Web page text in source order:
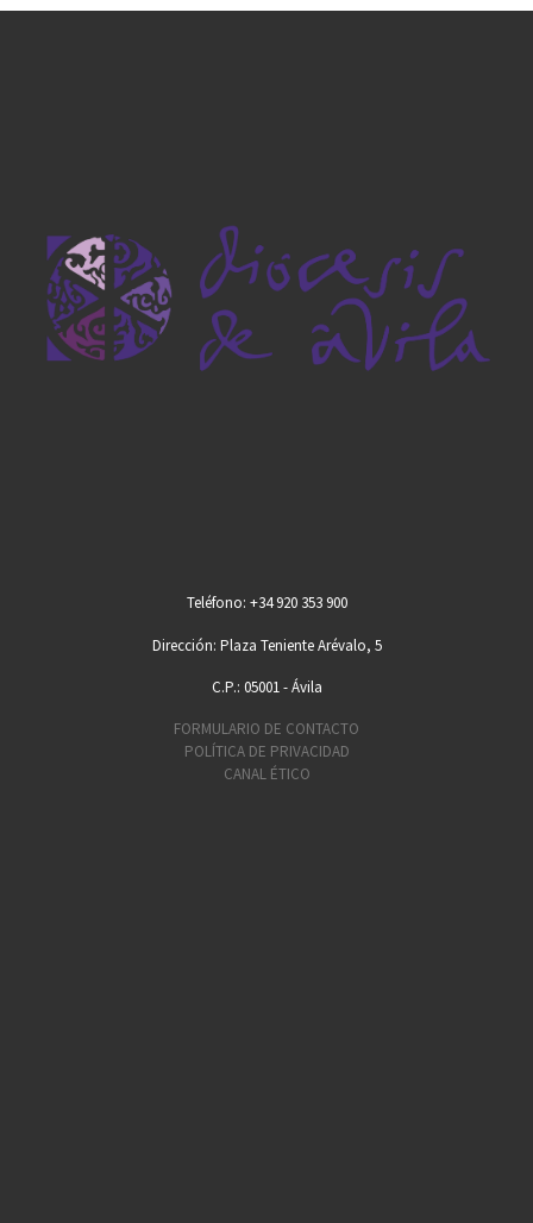
Teléfono: +34 920 353 900
Dirección: Plaza Teniente Arévalo, 5
C.P.: 05001 - Ávila
FORMULARIO DE CONTACTO
POLÍTICA DE PRIVACIDAD
CANAL ÉTICO